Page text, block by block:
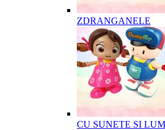
ZDRANGANELE
CU SUNETE SI